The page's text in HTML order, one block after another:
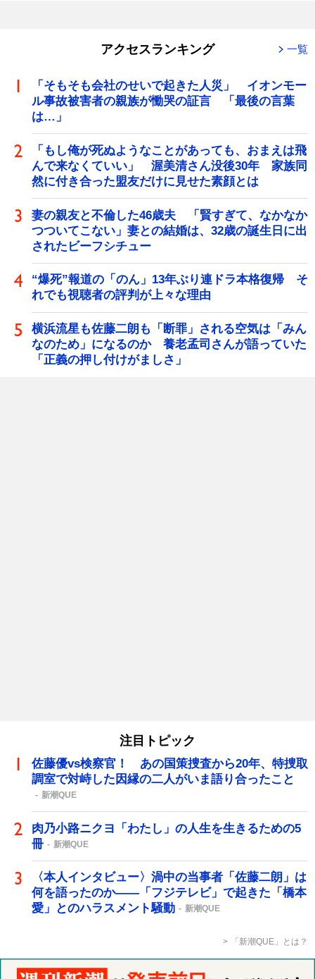
アクセスランキング 一覧
「そもそも会社のせいで起きた人災」 イオンモー
ル事故被害者の親族が慟哭の証言 「最後の言葉
は…」
「もし俺が死ぬようなことがあっても、おまえは飛
んで来なくていい」 渥美清さん没後30年 家族同
然に付き合った盟友だけに見せた素顔とは
妻の親友と不倫した46歳夫 「賢すぎて、なかなか
つついてこない」妻との結婚は、32歳の誕生日に出
されたビーフシチュー
“爆死”報道の「のん」13年ぶり連ドラ本格復帰 そ
れでも視聴者の評判が上々な理由
横浜流星も佐藤二朗も「断罪」される空気は「みん
なのため」になるのか 養老孟司さんが語っていた
「正義の押し付けがましさ」
注目トピック
佐藤優vs検察官！ あの国策捜査から20年、特捜取
調室で対峙した因縁の二人がいま語り合ったこと
新潮QUE
肉乃小路ニクヨ「わたし」の人生を生きるための5
冊
新潮QUE
〈本人インタビュー〉渦中の当事者「佐藤二朗」は
何を語ったのか――「フジテレビ」で起きた「橋本
愛」とのハラスメント騒動
新潮QUE
「新潮QUE」とは？